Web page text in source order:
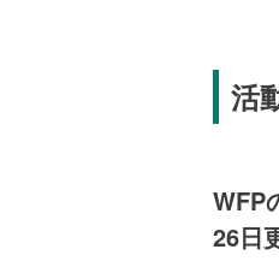
・43万
・8
活
WFP
26日